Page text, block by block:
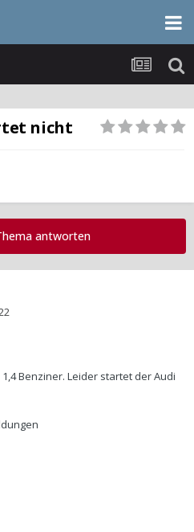
nicht
antworten
Benziner. Leider startet der Audi